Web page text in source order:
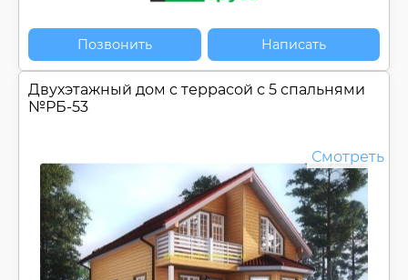
Позвонить Написать
Двухэтажный дом c террасой с 5 спальнями
№РБ-53
Смотреть